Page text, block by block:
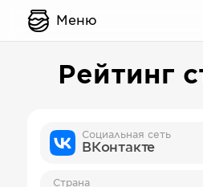
Меню
Рейтинг
Социальная сеть
ВКонтакте
Страна